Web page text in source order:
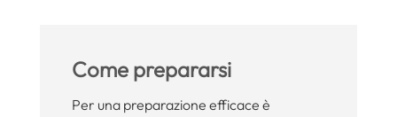
Come prepararsi
Per una preparazione efficace è